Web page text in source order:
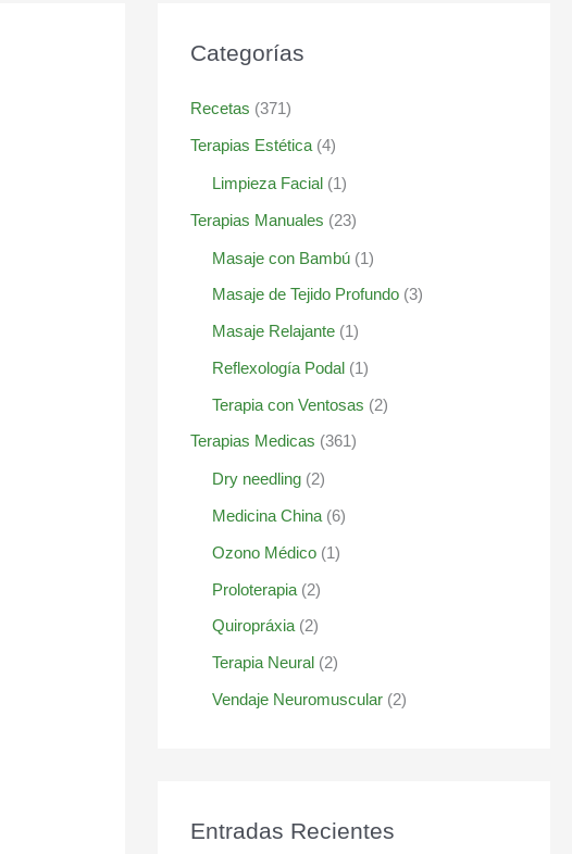
Categorías
Recetas (371)
Terapias Estética(4)
Limpieza Facial(1)
Terapias Manuales (23)
Masaje con Bambú(1)
Masaje de Tejido Profundo(3)
Masaje Relajante(1)
Reflexología Podal(1)
Terapia con Ventosas (2)
Terapias Medicas (361)
Dry needling(2)
Medicina China(6)
Ozono Médico(1)
Proloterapia(2)
Quiropráxia(2)
Terapia Neural(2)
Vendaje Neuromuscular(2)
Entradas Recientes